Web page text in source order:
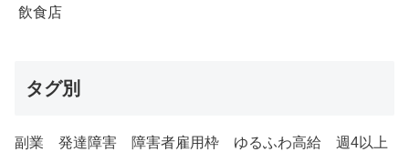
飲食店
タグ別
副業 発達障害 障害者雇用枠 ゆるふわ高給
週4以上